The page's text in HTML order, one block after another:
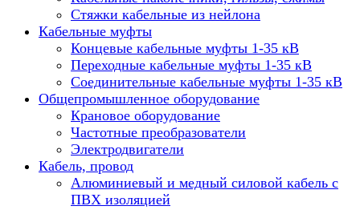
Стяжки кабельные из нейлона
Кабельные муфты
Концевые кабельные муфты 1-35 кВ
Переходные кабельные муфты 1-35 кВ
Соединительные кабельные муфты 1-35 кВ
Общепромышленное оборудование
Крановое оборудование
Частотные преобразователи
Электродвигатели
Кабель, провод
Алюминиевый и медный силовой кабель с
ПВХ изоляцией